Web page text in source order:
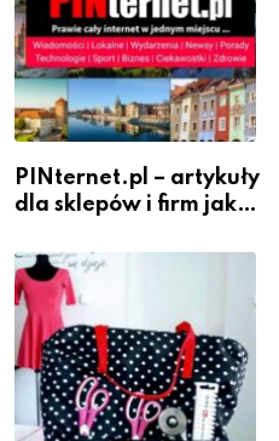
PINternet.pl – artykuły
dla sklepów i firm jako
widoczność